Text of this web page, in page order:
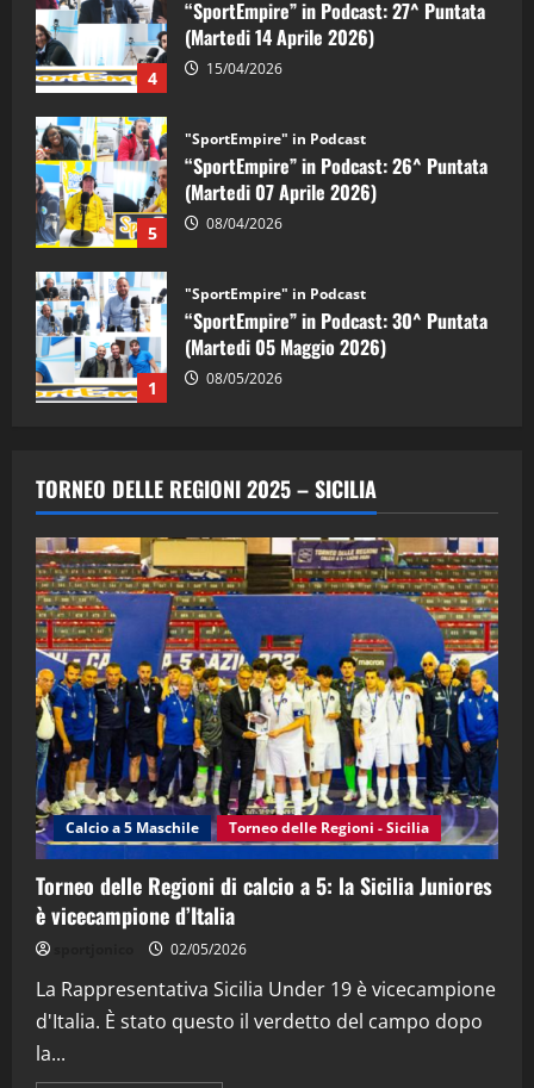
5
"SportEmpire" in Podcast
“SportEmpire” in Podcast: 26^ Puntata
(Martedi 07 Aprile 2026)
1
"SportEmpire" in Podcast
“SportEmpire” in Podcast: 30^ Puntata
(Martedi 05 Maggio 2026)
"SportEmpire" in Podcast Sport News
“SportEmpire” in Podcast: 29^ Puntata
(Martedi 28 Aprile 2026)
3
"SportEmpire" in Podcast
“SportEmpire” in Podcast: 28^ Puntata
(Martedi 21 Aprile 2026)
21/04/2026
4
"SportEmpire" in Podcast Sport News
“SportEmpire” in Podcast: 27^ Puntata
(Martedi 14 Aprile 2026)
15/04/2026
5
"SportEmpire" in Podcast
“SportEmpire” in Podcast: 26^ Puntata
(Martedi 07 Aprile 2026)
08/04/2026
TORNEO DELLE REGIONI 2025 – SICILIA
Calcio a 5 Maschile Torneo delle Regioni - Sicilia
Torneo delle Regioni di calcio a 5: la Sicilia Juniores
è vicecampione d’Italia
02/05/2026
La Rappresentativa Sicilia Under 19 è vicecampione
d'Italia. È stato questo il verdetto del campo dopo
la...